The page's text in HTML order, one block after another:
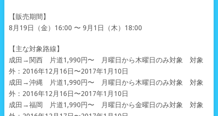
【販売期間】
8月19日（金）16:00 〜 9月1日（木）18:00
【主な対象路線】
成田→関西 片道1,990円〜 月曜日から木曜日のみ対象 対象
外：2016年12月16日〜2017年1月10日
成田→沖縄 片道1,990円〜 月曜日から木曜日のみ対象 対象
外：2016年12月16日〜2017年1月10日
成田→福岡 片道1,990円〜 月曜日から金曜日のみ対象 対象